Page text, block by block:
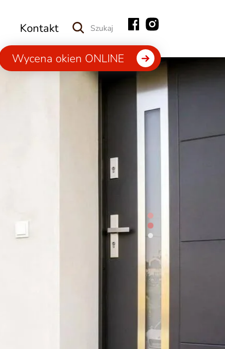
Kontakt
Wycena okien ONLINE